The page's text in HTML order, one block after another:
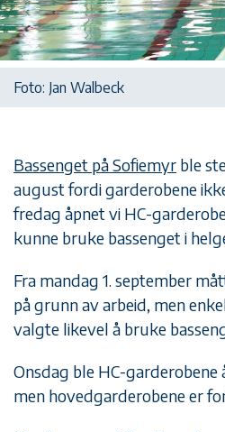
Foto: Jan Walbeck
Bassenget på Sofiemyr ble
august fordi garderobene
fredag åpnet vi HC-
kunne bruke bassenget i
Fra mandag 1. september
på grunn av arbeid, men
valgte likevel å bruke
Onsdag ble HC-garderobene
men hovedgarderobene er